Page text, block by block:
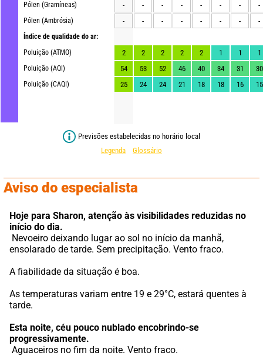
Pólen (Gramíneas)
Pólen (Ambrósia)
Índice de qualidade do ar:
Poluição (ATMO)
Poluição (AQI)
Poluição (CAQI)
-
- - - - - -
-
-
- - - - - - -
2 2 2 2 2 1 1
1
54
53 52 46 40 34 31
30
25
24 24 21 18 18 16 15
Previsões estabelecidas no horário local
Legenda
Glossário
Aviso do especialista
Hoje para Sharon, atenção às visibilidades reduzidas no
início do dia.
ensolarado de tarde. Sem precipitação. Vento fraco.
A fiabilidade da situação é boa.
As temperaturas variam entre 19 e 29°C, estará quentes à
tarde.
Esta noite, céu pouco nublado encobrindo-se
progressivamente.
Aguaceiros no fim da noite. Vento fraco.